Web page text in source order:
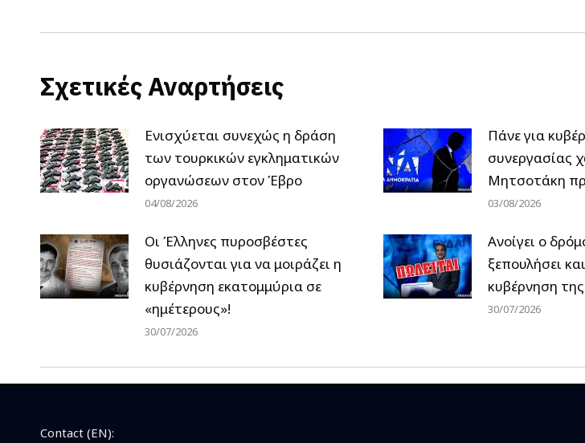
Σχετικές Αναρτήσεις
Ενισχύεται συνεχώς η δράση
των τουρκικών εγκληματικών
οργανώσεων στον Έβρο
04/08/2026
Πάνε για
συνεργασίας
Μητσοτάκη
03/08/2026
Οι Έλληνες πυροσβέστες
θυσιάζονται για να μοιράζει η
κυβέρνηση εκατομμύρια σε
«ημέτερους»!
30/07/2026
Ανοίγει ο
ξεπουλήσει
κυβέρνηση
30/07/2026
Contact (EN):